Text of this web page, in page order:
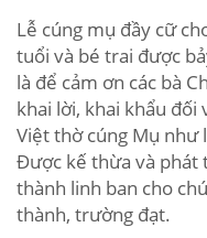
Lễ cúng mụ đầy cữ
tuổi và bé trai được
là để cảm ơn các bà
khai lời, khai khẩu
Việt thờ cúng Mụ như
Được kế thừa và phát
thành linh ban cho
thành, trường đạt.